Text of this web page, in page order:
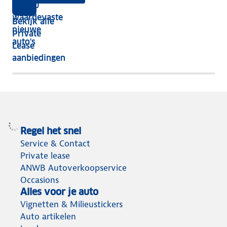
Bekijk alle
Private
Lease
aanbiedingen
écht
vijf
jaar
nog
het
meeste
Top 10
waardevaste
nieuwe
auto's
Regel het snel
Service & Contact
Private lease
ANWB Autoverkoopservice
Occasions
Alles voor je auto
Vignetten & Milieustickers
Auto artikelen